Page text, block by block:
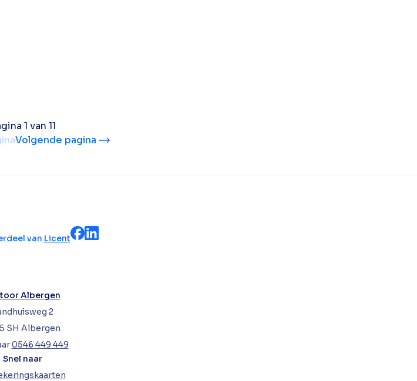
1 van 11
Volgende pagina
van Licent
Albergen
2
SH Albergen
0546 449 449
Snel naar